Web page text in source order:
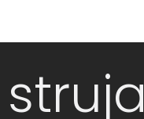
struja